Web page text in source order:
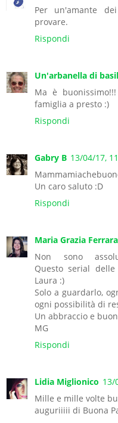
Per un'amante
provare.
Rispondi
Un'arbanella di
Ma è
famiglia a presto :)
Rispondi
Gabry B 13/04/17,
Un caro saluto :D
Rispondi
Maria Grazia
Non sono
Questo serial
Laura :)
Solo a guardarlo,
ogni possibilità di
Un abbraccio e
MG
Rispondi
Lidia Miglionico 13/
Mille e mille volte
auguriiiii di Buona